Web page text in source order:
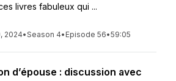
livres fabuleux qui ...
2024•Season 4• Episode 56•59:05
d’épouse : discussion avec